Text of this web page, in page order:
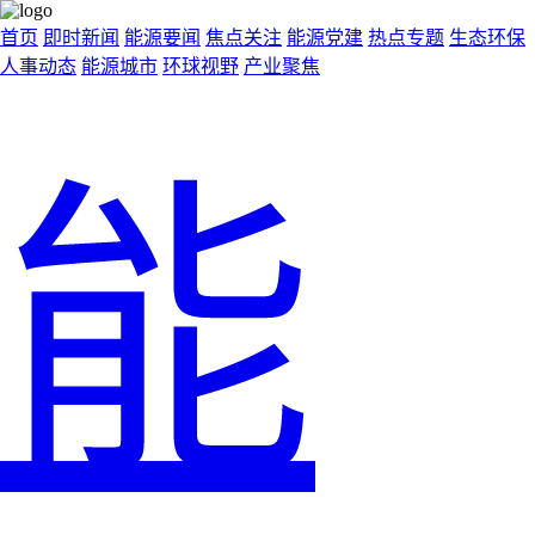
首页 即时新闻 能源要闻 焦点关注 能源党建 热点专题 生态环保
人事动态 能源城市 环球视野 产业聚焦
能